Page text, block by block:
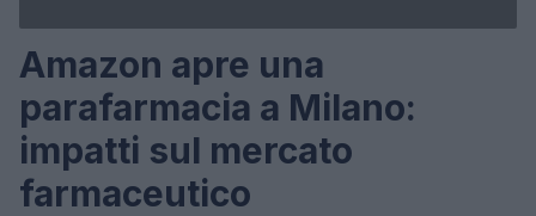
Amazon apre una
parafarmacia a Milano:
impatti sul mercato
farmaceutico